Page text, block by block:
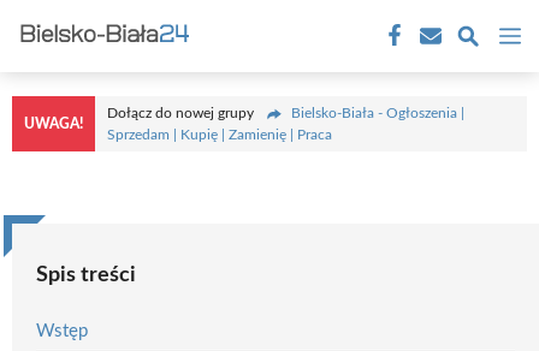
treści
UWAGA!
Dołącz do nowej grupy
Bielsko-Biała - Ogłoszenia |
Sprzedam | Kupię | Zamienię | Praca
Spis treści
Wstęp